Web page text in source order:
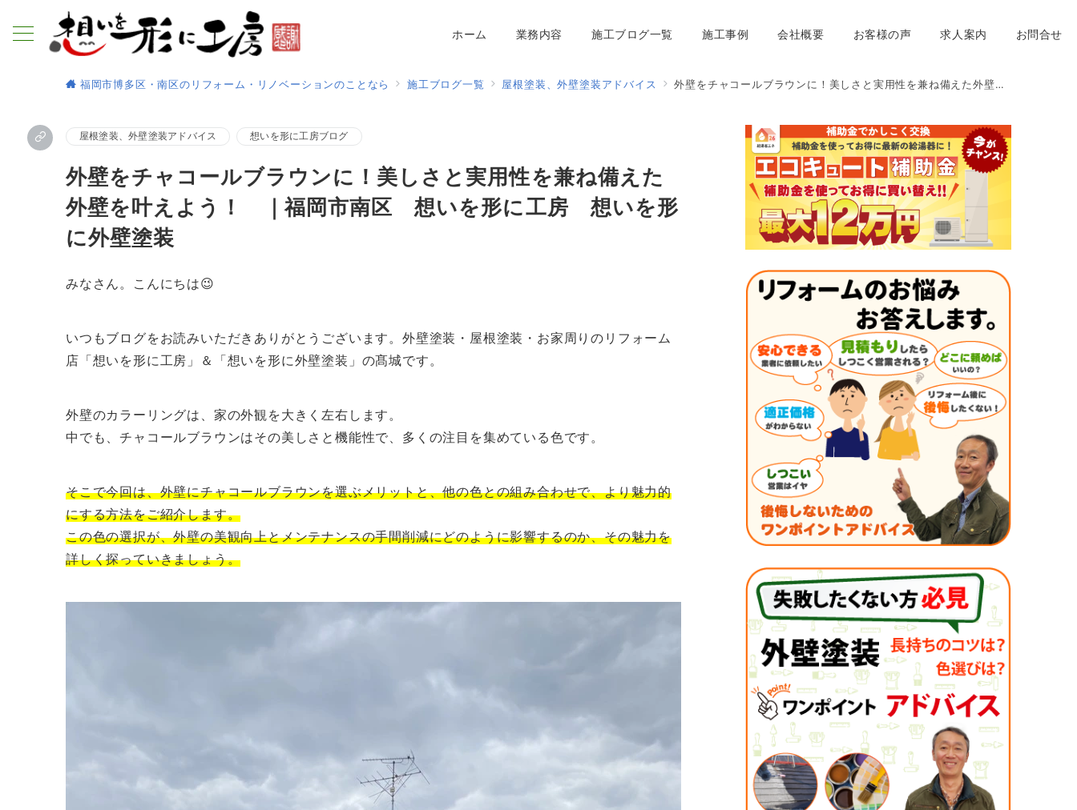
ホーム 業務内容 施工ブログ一覧 施工事例 会社概要 お客様の声 求人案内 お問合せ
福岡市博多区・南区のリフォーム・リノベーションのことなら 施工ブログ一覧 屋根塗装、外壁塗装アドバイス 外壁をチャコールブラウンに！美しさと実用性を兼ね備えた外壁を叶えよう！ ｜福岡市南区 想いを形に工房 想いを形に外壁塗装
屋根塗装、外壁塗装アドバイス 想いを形に工房ブログ
外壁をチャコールブラウンに！美しさと実用性を兼ね備えた
外壁を叶えよう！ ｜福岡市南区 想いを形に工房 想いを形
に外壁塗装
みなさん。こんにちは😉
いつもブログをお読みいただきありがとうございます。外壁塗装・屋根塗装・お家周りのリフォーム
店「想いを形に工房」＆「想いを形に外壁塗装」の髙城です。
外壁のカラーリングは、家の外観を大きく左右します。
中でも、チャコールブラウンはその美しさと機能性で、多くの注目を集めている色です。
そこで今回は、外壁にチャコールブラウンを選ぶメリットと、他の色との組み合わせで、より魅力的
にする方法をご紹介します。
この色の選択が、外壁の美観向上とメンテナンスの手間削減にどのように影響するのか、その魅力を
詳しく探っていきましょう。